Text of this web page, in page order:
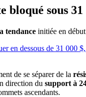
bloqué sous
tendance initiée en
de se séparer de la
direction du support à
ascendants.